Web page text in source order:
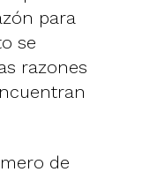
para
se
razones
de